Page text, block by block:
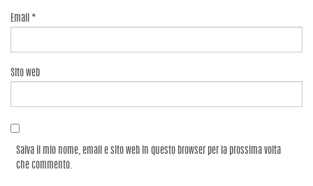
Email *
Sito web
Salva il mio nome, email e sito web in questo browser per la prossima volta
che commento.